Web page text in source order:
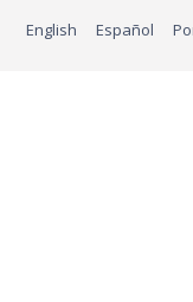
English Español